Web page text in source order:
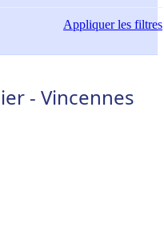
Appliquerles filtres
- Vincennes